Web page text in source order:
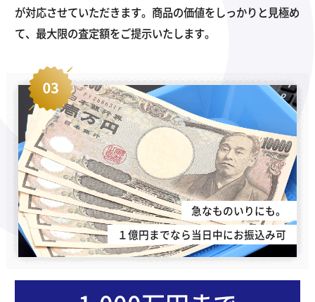
が対応させていただきます。商品の価値をしっかりと見極め
て、最大限の査定額をご提示いたします。
急なものいりにも。
１億円までなら当日中にお振込み可